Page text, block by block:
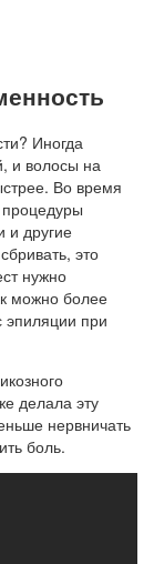
Иногда
и волосы на
Во время
процедуры
и другие
это
нужно
можно более
эпиляции при
делала эту
нервничать
боль.